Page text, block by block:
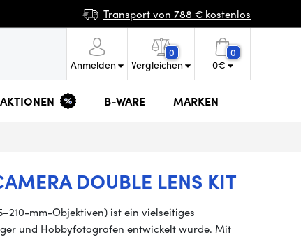
Transport von 788 € kostenlos
Anmelden
0
Vergleichen
0
0€
AKTIONEN B-WARE MARKEN
DOUBLE LENS KIT
mm-Objektiven) ist ein vielseitiges
und Hobbyfotografen entwickelt wurde. Mit